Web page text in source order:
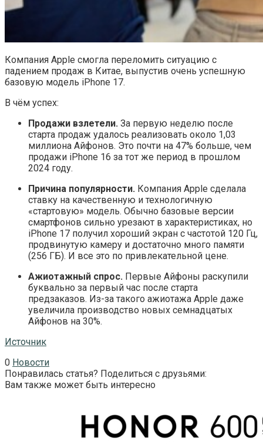
Компания Apple смогла переломить ситуацию с
падением продаж в Китае, выпустив очень успешную
базовую модель iPhone 17.
В чём успех:
Продажи взлетели. За первую неделю после
старта продаж удалось реализовать около 1,03
миллиона Айфонов. Это почти на 47% больше, чем
продажи iPhone 16 за тот же период в прошлом
2024 году.
Причина популярности. Компания Apple сделала
ставку на качественную и технологичную
«стартовую» модель. Обычно базовые версии
смартфонов сильно урезают в характеристиках, но
iPhone 17 получил хороший экран с частотой 120 Гц,
продвинутую камеру и достаточно много памяти
(256 ГБ). И все это по привлекательной цене.
Ажиотажный спрос. Первые Айфоны раскупили
буквально за первый час после старта
предзаказов. Из-за такого ажиотажа Apple даже
увеличила производство новых семнадцатых
Айфонов на 30%.
Источник
0 Новости
Понравилась статья? Поделиться с друзьями:
Вам также может быть интересно